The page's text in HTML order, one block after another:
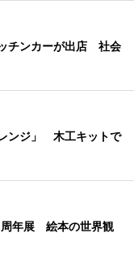
チンカーが出店 社会
ンジ」 木工キットで
年展 絵本の世界観